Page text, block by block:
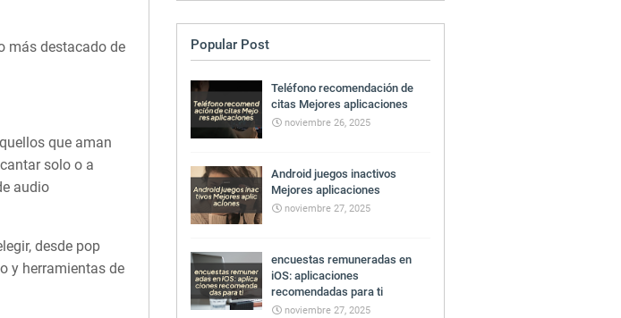
más destacado de
que aman
solo o a
audio
desde pop
y herramientas de
Popular Post
Teléfono recomendación de
citas Mejores aplicaciones
noviembre 26, 2025
Android juegos inactivos
Mejores aplicaciones
noviembre 27, 2025
encuestas remuneradas en
iOS: aplicaciones
recomendadas para ti
noviembre 27, 2025